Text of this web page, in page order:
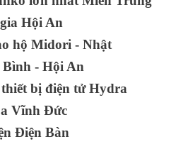
Hội An
hộ Midori - Nhật
- Hội An
bị điện tử Hydra
Vĩnh Đức
Điện Bàn